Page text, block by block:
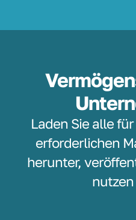
Laden Sie alle
erforderlichen
herunter,
nutzen